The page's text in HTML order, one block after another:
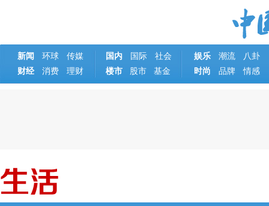
新闻 环球 传媒 国内 国际 社会 娱乐 潮流
八卦
财经
消费 理财 楼市 股市 基金 时尚 品牌 情感